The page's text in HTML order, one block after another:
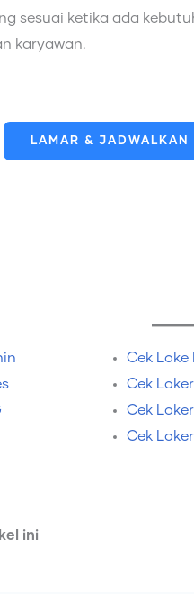
sesuai ketika ada
karyawan.
LAMAR & JADWALKAN
Cek Loke
Cek
Cek
Cek
ini